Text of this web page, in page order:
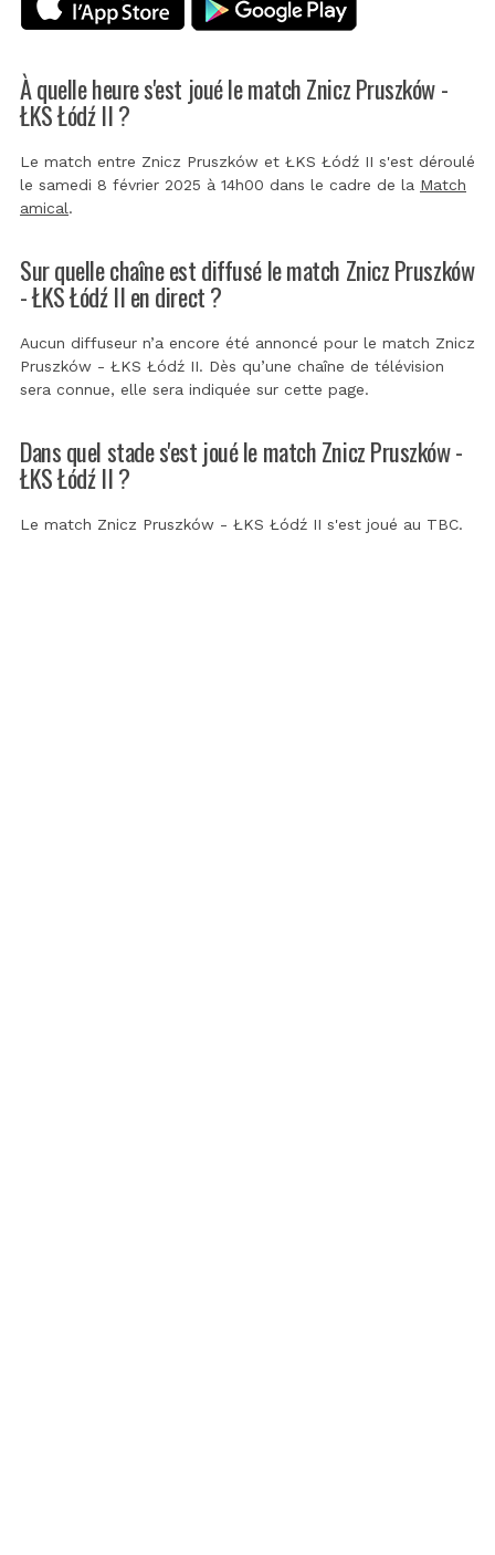
À quelle heure s'est joué le match Znicz Pruszków -
ŁKS Łódź II ?
Le match entre Znicz Pruszków et ŁKS Łódź II s'est déroulé
le samedi 8 février 2025 à 14h00 dans le cadre de la Match
amical.
Sur quelle chaîne est diffusé le match Znicz Pruszków
- ŁKS Łódź II en direct ?
Aucun diffuseur n’a encore été annoncé pour le match Znicz
Pruszków - ŁKS Łódź II. Dès qu’une chaîne de télévision
sera connue, elle sera indiquée sur cette page.
Dans quel stade s'est joué le match Znicz Pruszków -
ŁKS Łódź II ?
Le match Znicz Pruszków - ŁKS Łódź II s'est joué au TBC.